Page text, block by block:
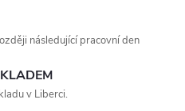
následující pracovní den
v Liberci.